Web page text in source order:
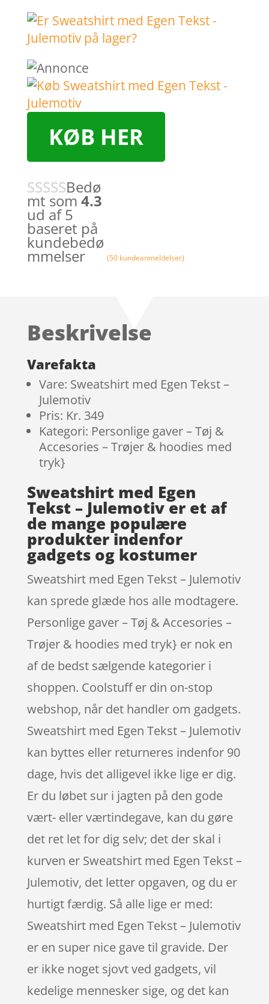
KØB HER
Bedø
mt som 4.3
ud af 5
baseret på
kundebedø
mmelser (50 kundeanmeldelser)
Beskrivelse
Varefakta
Vare: Sweatshirt med Egen Tekst –
Julemotiv
Pris: Kr. 349
Kategori: Personlige gaver – Tøj &
Accesories – Trøjer & hoodies med
tryk}
Sweatshirt med Egen
Tekst – Julemotiv er et af
de mange populære
produkter indenfor
gadgets og kostumer
Sweatshirt med Egen Tekst – Julemotiv
kan sprede glæde hos alle modtagere.
Personlige gaver – Tøj & Accesories –
Trøjer & hoodies med tryk} er nok en
af de bedst sælgende kategorier i
shoppen. Coolstuff er din on-stop
webshop, når det handler om gadgets.
Sweatshirt med Egen Tekst – Julemotiv
kan byttes eller returneres indenfor 90
dage, hvis det alligevel ikke lige er dig.
Er du løbet sur i jagten på den gode
vært- eller værtindegave, kan du gøre
det ret let for dig selv; det der skal i
kurven er Sweatshirt med Egen Tekst –
Julemotiv, det letter opgaven, og du er
hurtigt færdig. Så alle lige er med:
Sweatshirt med Egen Tekst – Julemotiv
er en super nice gave til gravide. Der
er ikke noget sjovt ved gadgets, vil
kedelige mennesker sige, og det kan